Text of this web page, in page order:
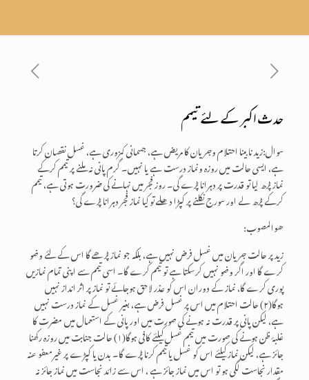
حدث اکبر کے لئے تیمم
سوال:زید نابینا احتلام وجریان کا مریض ہے، جسمانی کمزوری ہے، غسل نقصان کرتا
ہے، ایسی حالت میں روزہ ونماز درست ہے یا نہیں۔ گرم پانی نہ ملنے پر تیمم کرکے
نماز پڑھ لیا تو قدرت پر دہرانا پڑے گی۔ روز فجر میں نہانے کی ضرورت ہوتی ہے، تیمم
کرکے پڑھ لے اور سورج نکلنے پر کپڑا دھلے تو کیا نماز فجر دہرانا پڑے گی؟
ھــوالــمـصــوب:
زید پر حالت جریان میں غسل فرض نہیں ہے، بلکہ جو نماز پڑھے گا اس کے لئے وضو
کرے گا اور اگر وضو نہیں کرسکتا ہے تو تیمم کرے گا۔ اسی تیمم سے اپنی تمام نمازیں
پوری کرے گا، نماز کے دوران اس کو عذر لاحق ہوجائے تو نماز پر اثر انداز نہیں
ہوگا(۲) حالت احتلام میں اس پر غسل فرض ہے، بغیر غسل کے نماز درست نہیں
ہے، لیکن پانی پر قدرت نہ ہونے کی صورت میں اور پانی کے استعمال میں مضرت کا
غلبۂ ظن ہونے کی صورت میں تیمم غسل کیلئے کافی ہوگا(۱) حالت جنابت میں روزہ رکھنا
جائز ہے، لیکن نماز کیلئے اس کو غسل یا تیمم کرنا پڑے گا۔ بدن یا کپڑے پر غیرمعفو عنہ
مقدار نجاست لگی ہو تو اس میں نماز جائز ہے ، اس سے زائد نجاست میں نماز جائز نہ